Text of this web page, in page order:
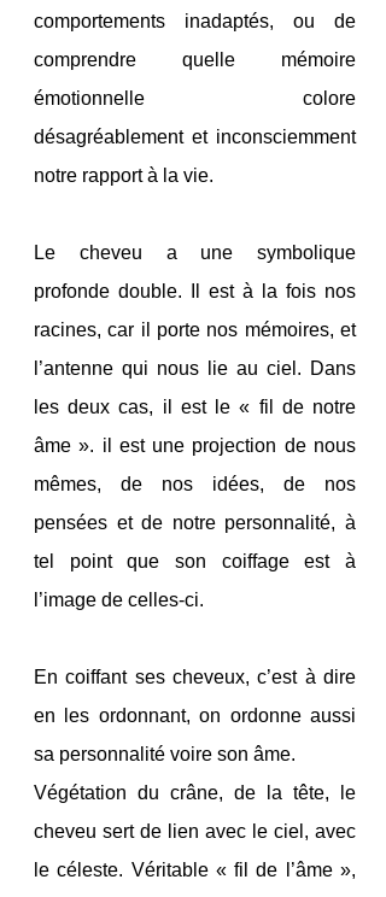
comportements inadaptés, ou de
comprendre quelle mémoire
émotionnelle colore
désagréablement et inconsciemment
notre rapport à la vie.
Le cheveu a une symbolique
profonde double. Il est à la fois nos
racines, car il porte nos mémoires, et
l’antenne qui nous lie au ciel. Dans
les deux cas, il est le « fil de notre
âme ». il est une projection de nous
mêmes, de nos idées, de nos
pensées et de notre personnalité, à
tel point que son coiffage est à
l’image de celles-ci.
En coiffant ses cheveux, c’est à dire
en les ordonnant, on ordonne aussi
sa personnalité voire son âme.
Végétation du crâne, de la tête, le
cheveu sert de lien avec le ciel, avec
le céleste. Véritable « fil de l’âme »,